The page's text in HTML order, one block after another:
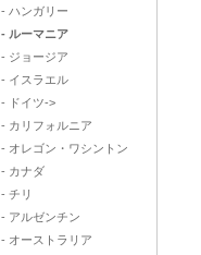
- ハンガリー
- ルーマニア
- ジョージア
- イスラエル
- ドイツ->
- カリフォルニア
- オレゴン・ワシントン
- カナダ
- チリ
- アルゼンチン
- オーストラリア